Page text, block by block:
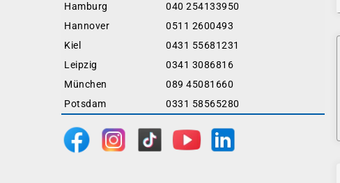
Hamburg
040 254133950
Hannover
0511 2600493
Kiel
0431 55681231
Leipzig
0341 3086816
München
089 45081660
Potsdam
0331 58565280